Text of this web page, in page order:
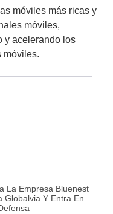
móviles más ricas y
móviles,
y acelerando los
móviles.
La Empresa Bluenest
Globalvia Y Entra En